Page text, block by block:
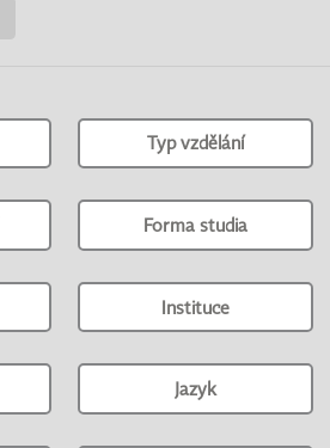
Typ vzdělání
Forma studia
Instituce
Jazyk